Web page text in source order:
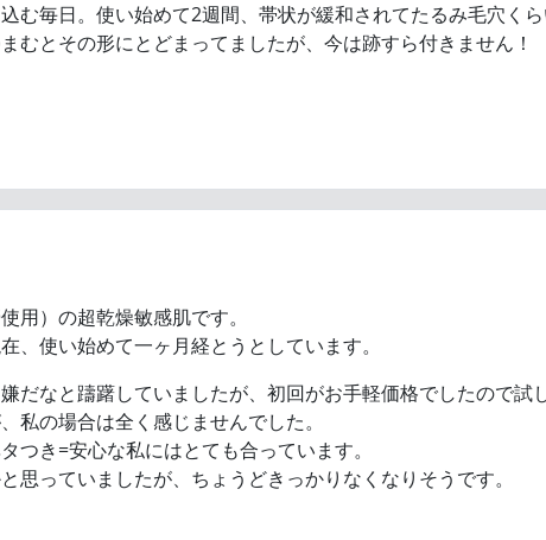
む毎日。使い始めて2週間、帯状が緩和されてたるみ毛穴く
むとその形にとどまってましたが、今は跡すら付きません！
用）の超乾燥敏感肌です。
、使い始めて一ヶ月経とうとしています。
だなと躊躇していましたが、初回がお手軽価格でしたので試
私の場合は全く感じませんでした。
つき=安心な私にはとても合っています。
思っていましたが、ちょうどきっかりなくなりそうです。